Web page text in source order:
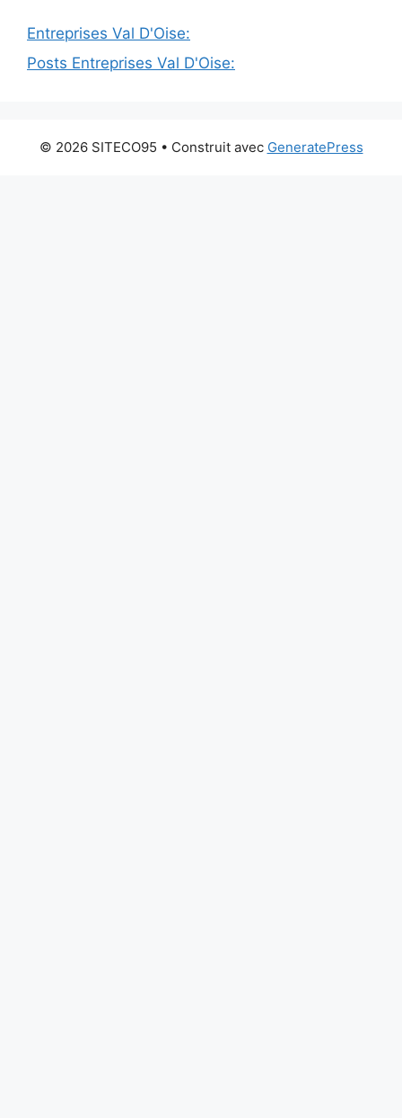
Entreprises Val D'Oise:
Posts Entreprises Val D'Oise:
© 2026 SITECO95 • Construit avec GeneratePress